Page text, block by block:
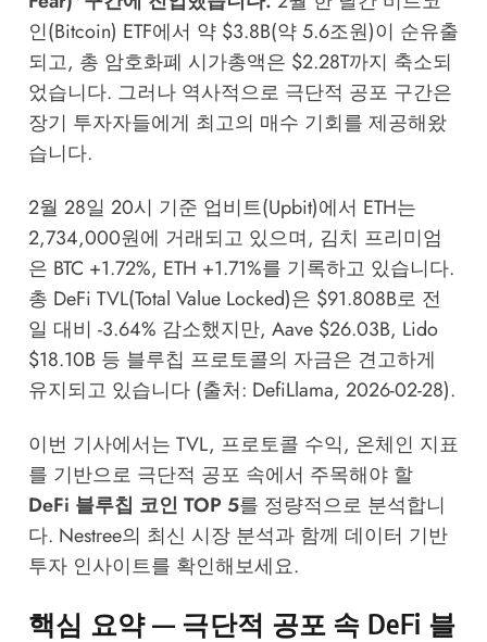
인(Bitcoin) ETF에서 약 $3.8B(약 5.6조원)이 순유출
되고, 총 암호화폐 시가총액은 $2.28T까지 축소되
었습니다. 그러나 역사적으로 극단적 공포 구간은
장기 투자자들에게 최고의 매수 기회를 제공해왔
습니다.
2월 28일 20시 기준 업비트(Upbit)에서 ETH는
2,734,000원에 거래되고 있으며, 김치 프리미엄
은 BTC +1.72%, ETH +1.71%를 기록하고 있습니다.
총 DeFi TVL(Total Value Locked)은 $91.808B로 전
일 대비 -3.64% 감소했지만, Aave $26.03B, Lido
$18.10B 등 블루칩 프로토콜의 자금은 견고하게
유지되고 있습니다 (출처: DefiLlama, 2026-02-28).
이번 기사에서는 TVL, 프로토콜 수익, 온체인 지표
를 기반으로 극단적 공포 속에서 주목해야 할
DeFi 블루칩 코인 TOP 5를 정량적으로 분석합니
다. Nestree의 최신 시장 분석과 함께 데이터 기반
투자 인사이트를 확인해보세요.
핵심 요약 — 극단적 공포 속 DeFi 블